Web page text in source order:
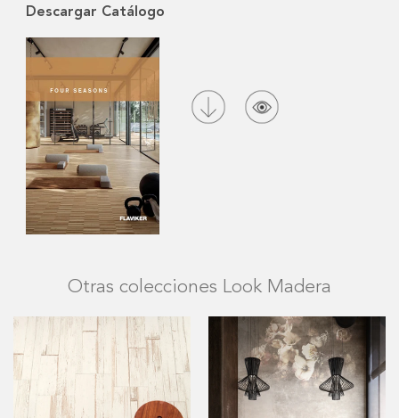
Descargar Catálogo
Otras colecciones Look Madera